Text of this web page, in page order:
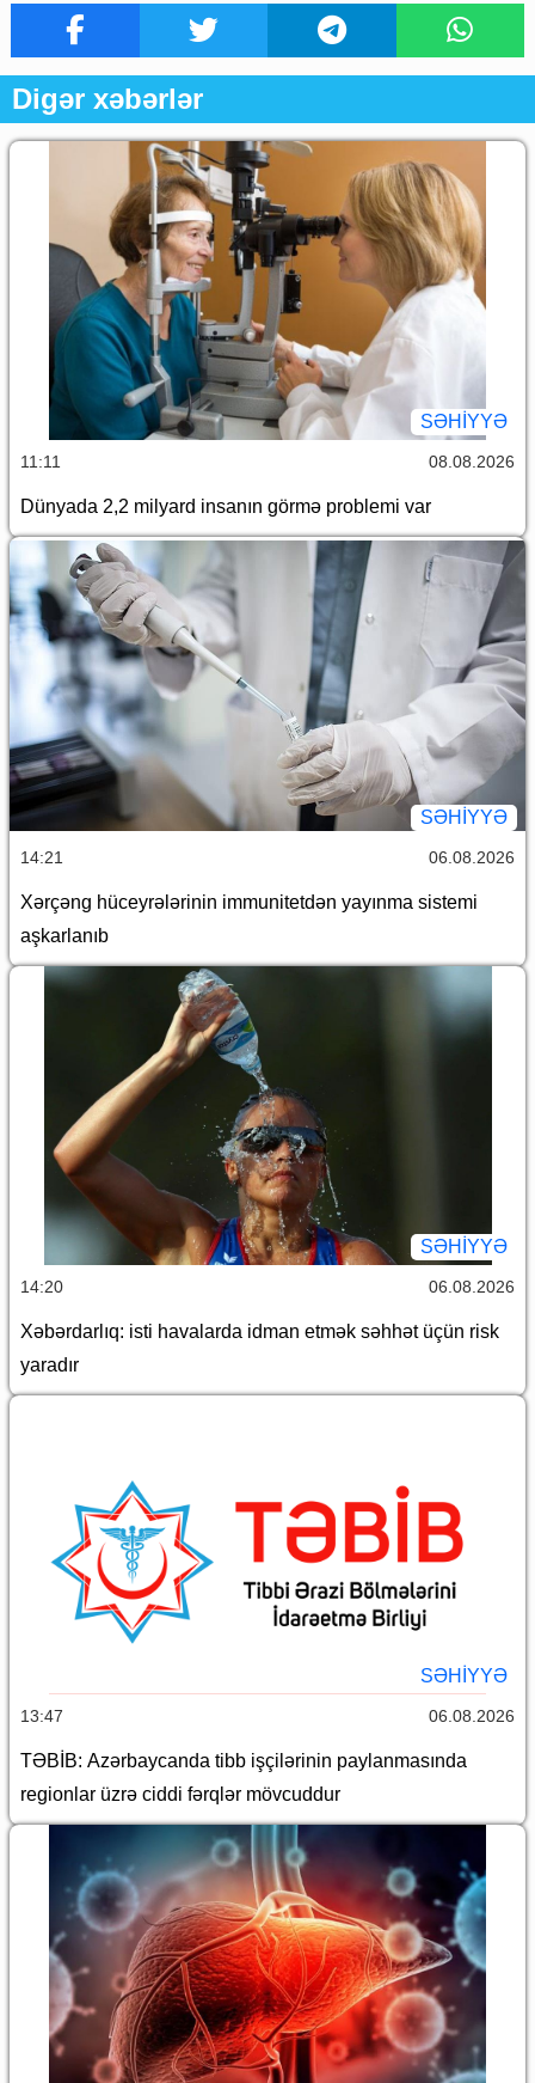
Digər xəbərlər
SƏHIYYƏ
11:11 08.08.2026
Dünyada 2,2 milyard insanın görmə problemi var
SƏHIYYƏ
14:21 06.08.2026
Xərçəng hüceyrələrinin immunitetdən yayınma sistemi
aşkarlanıb
SƏHIYYƏ
14:20 06.08.2026
Xəbərdarlıq: isti havalarda idman etmək səhhət üçün risk
yaradır
SƏHIYYƏ
13:47 06.08.2026
TƏBİB: Azərbaycanda tibb işçilərinin paylanmasında
regionlar üzrə ciddi fərqlər mövcuddur